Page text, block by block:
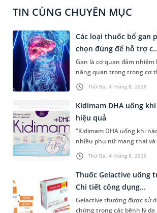
TIN CÙNG CHUYÊN MỤC
Thứ Ba, 4 tháng 8, 2026
Các loại thuốc bổ gan
chọn đúng để hỗ trợ
Gan là cơ quan đảm
năng quan trọng trong cơ
dinh dưỡng, thải độc đến
cần thiết cho sự sống. Với
sức khỏe, nhiều người tìm
bổ gan phổ biến để hỗ trợ
Tuy nhiên, lựa chọn sản
dựa trên tình trạng sức
bằng chứng khoa học thay
cáo.
Thứ Ba, 4 tháng 8, 2026
Kidimam DHA uống
hiệu quả
"Kidimam DHA uống khi
nhiều phụ nữ mang thai và
bú khi lựa chọn sản phẩm
cạnh việc chọn đúng sản
thời điểm và đúng cách
thể hấp thu các dưỡng
viết dưới đây sẽ giúp bạn
uống Kidimam DHA, cách
Thuốc Gelactive uống
Chi tiết công dụng...
Gelactive thường được sử
chứng trong các bệnh lý dạ